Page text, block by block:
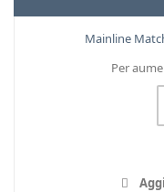
Mainline
Per